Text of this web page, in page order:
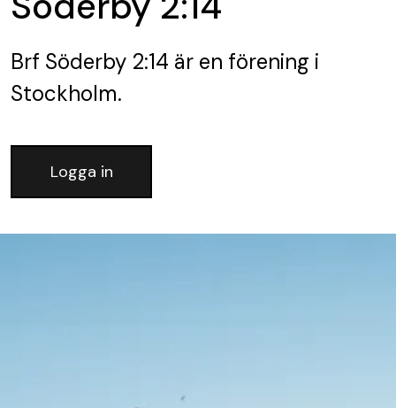
Brf Söderby 2:14 är en förening i
Stockholm.
Logga in